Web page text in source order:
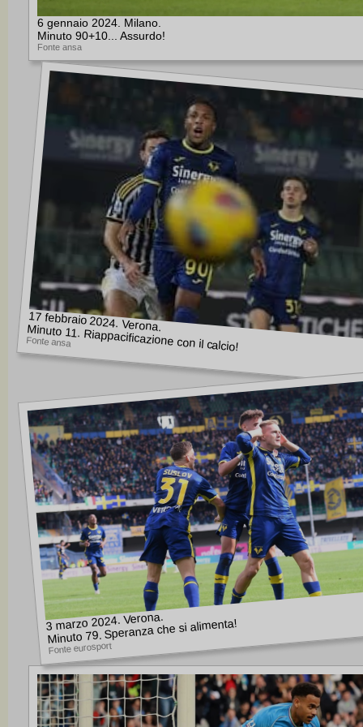
6 gennaio 2024. Milano.
Minuto 90+10... Assurdo!
Fonte ansa
17 febbraio 2024. Verona.
Minuto 11. Riappacificazione con il calcio!
Fonte ansa
3 marzo 2024. Verona.
Minuto 79. Speranza che si alimenta!
Fonte eurosport